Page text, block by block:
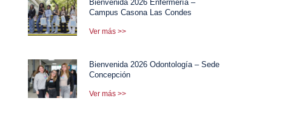
Bienvenida 2026 Enfermería –
Campus Casona Las Condes
Ver más >>
Bienvenida 2026 Odontología – Sede
Concepción
Ver más >>